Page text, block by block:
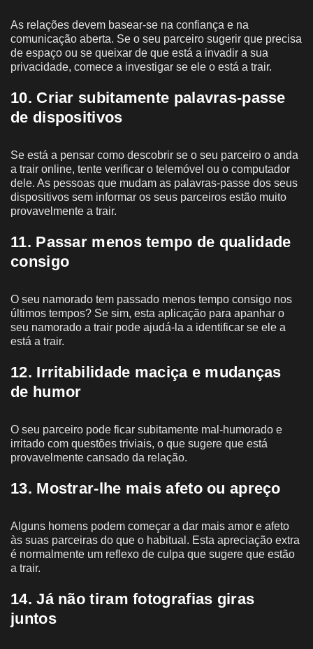
As relações devem basear-se na confiança e na
comunicação aberta. Se o seu parceiro sugerir que precisa
de espaço ou se queixar de que está a invadir a sua
privacidade, comece a investigar se ele o está a trair.
10. Criar subitamente palavras-passe
de dispositivos
Se está a pensar como descobrir se o seu parceiro o anda
a trair online, tente verificar o telemóvel ou o computador
dele. As pessoas que mudam as palavras-passe dos seus
dispositivos sem informar os seus parceiros estão muito
provavelmente a trair.
11. Passar menos tempo de qualidade
consigo
O seu namorado tem passado menos tempo consigo nos
últimos tempos? Se sim, esta aplicação para apanhar o
seu namorado a trair pode ajudá-la a identificar se ele a
está a trair.
12. Irritabilidade maciça e mudanças
de humor
O seu parceiro pode ficar subitamente mal-humorado e
irritado com questões triviais, o que sugere que está
provavelmente cansado da relação.
13. Mostrar-lhe mais afeto ou apreço
Alguns homens podem começar a dar mais amor e afeto
às suas parceiras do que o habitual. Esta apreciação extra
é normalmente um reflexo de culpa que sugere que estão
a trair.
14. Já não tiram fotografias giras
juntos